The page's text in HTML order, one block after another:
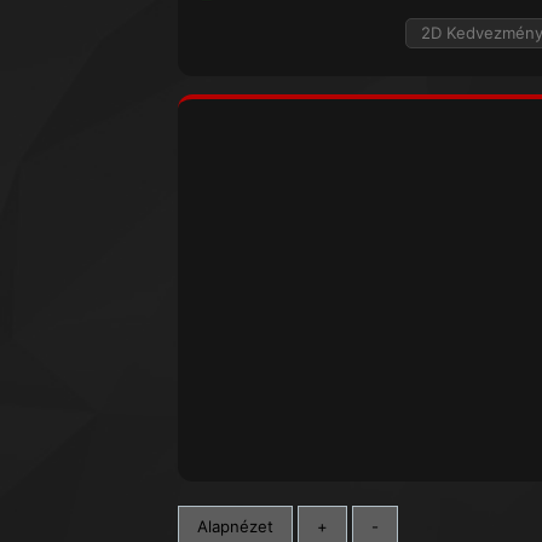
2D
Alapnézet + -